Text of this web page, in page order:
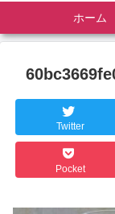
ホーム
Twitter
Pocket